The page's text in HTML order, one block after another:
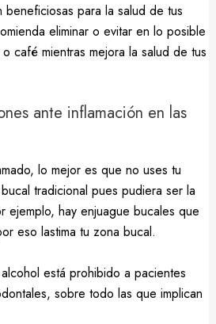
beneficiosas para la salud de tus
eliminar o evitar en lo posible
café mientras mejora la salud de tus
ante inflamación en las
lo mejor es que no uses tu
tradicional pues pudiera ser la
ejemplo, hay enjuague bucales que
eso lastima tu zona bucal.
está prohibido a pacientes
sobre todo las que implican